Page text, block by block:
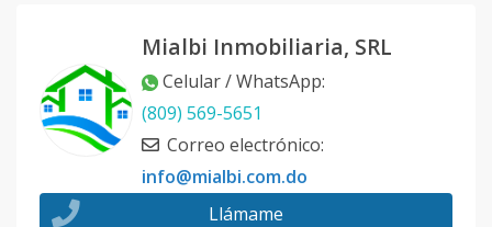
Mialbi Inmobiliaria, SRL
Celular / WhatsApp:
(809) 569-5651
Correo electrónico:
info@mialbi.com.do
Llámame